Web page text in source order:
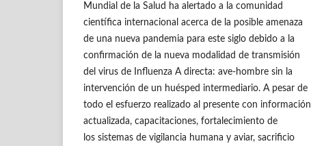
Mundial de la Salud ha alertado a la comunidad
científica internacional acerca de la posible amenaza
de una nueva pandemia para este siglo debido a la
confirmación de la nueva modalidad de transmisión
del virus de Influenza A directa: ave-hombre sin la
intervención de un huésped intermediario. A pesar de
todo el esfuerzo realizado al presente con información
actualizada, capacitaciones, fortalecimiento de
los sistemas de vigilancia humana y aviar, sacrificio